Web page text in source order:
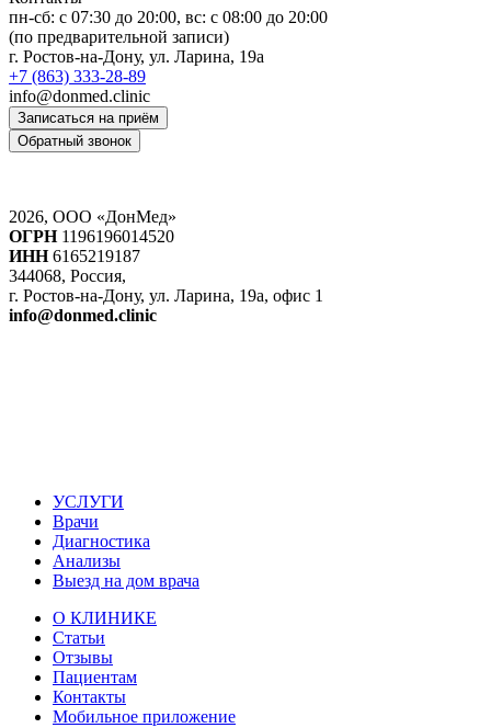
пн-сб: c 07:30 до 20:00, вс: с 08:00 до 20:00
(по предварительной записи)
г. Ростов-на-Дону, ул. Ларина, 19а
+7 (863) 333-28-89
info@donmed.clinic
Записаться на приём
Обратный звонок
2026, ООО «ДонМед»
ОГРН1196196014520
ИНН6165219187
344068, Россия,
г. Ростов-на-Дону, ул. Ларина, 19а, офис 1
info@donmed.clinic
УСЛУГИ
Врачи
Диагностика
Анализы
Выезд на дом врача
О КЛИНИКЕ
Статьи
Отзывы
Пациентам
Контакты
Мобильное приложение